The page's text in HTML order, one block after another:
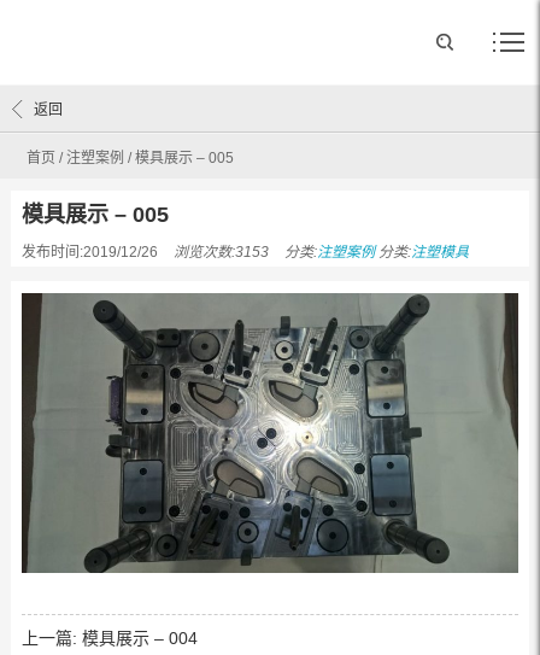
首页 / 注塑案例 /模具展示 – 005
返回
模具展示 – 005
发布时间:2019/12/26 浏览次数:3153 分类:注塑案例分类:注塑模具
上一篇: 模具展示 – 004